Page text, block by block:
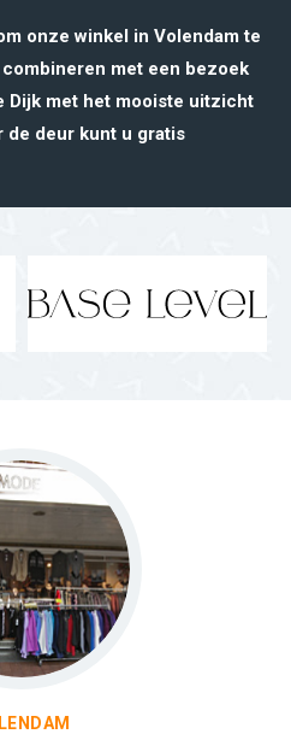
onze winkel in Volendam te
met een bezoek
Dijk met het mooiste uitzicht
de deur kunt u gratis